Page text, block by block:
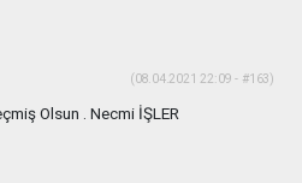
(08.04.2021 22:09 - #163)
Olsun . Necmi İŞLER